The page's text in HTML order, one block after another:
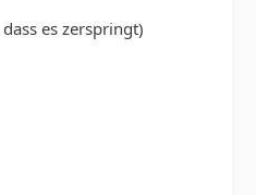
es zerspringt)